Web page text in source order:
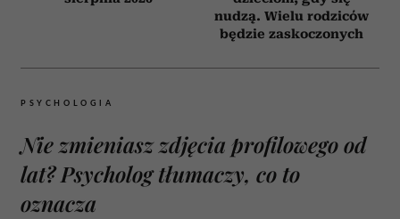
nudzą. Wielu rodziców
będzie zaskoczonych
PSYCHOLOGIA
Nie zmieniasz zdjęcia profilowego od
lat? Psycholog tłumaczy, co to
oznacza